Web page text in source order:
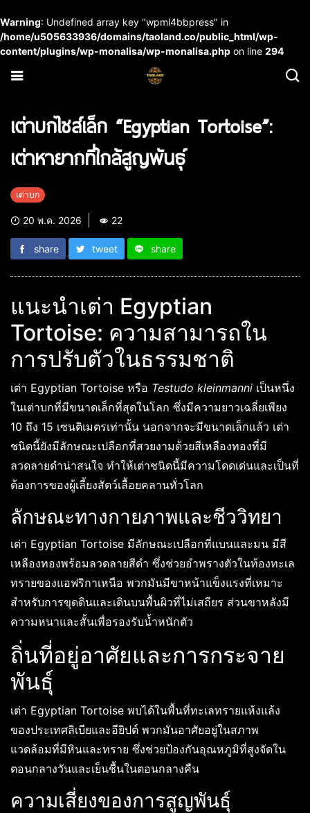
Warning: Undefined array key "wpml4bbpress" in
/home/u505633936/domains/taoland.co/public_html/wp-
content/plugins/wp-monalisa/wp-monalisa.php on line 294
เต่าบกไซส์เล็ก “Egyptian Tortoise”:
เต่าหายากที่ใกล้สูญพันธุ์
เต่าบก
20 พ.ค. 2026 22
share tweet share
แนะนำเต่า Egyptian
Tortoise: ความสามารถใน
การปรับตัวในธรรมชาติ
เต่า Egyptian Tortoise หรือ Testudo kleinmanni เป็นหนึ่ง
ในเต่าบกที่มีขนาดเล็กที่สุดในโลก ซึ่งมีความยาวเฉลี่ยเพียง
10 ถึง 15 เซนติเมตรเท่านั้น นอกจากจะมีขนาดเล็กแล้ว เต่า
ชนิดนี้ยังมีลักษณะเปลือกที่สวยงามด้วยสีเหลืองทองที่มี
ลวดลายดำน่าสนใจ ทำให้เต่าชนิดนี้มีความโดดเด่นและเป็นที่
ต้องการของผู้เลี้ยงสัตว์เลื้อยคลานทั่วโลก
ลักษณะทางกายภาพและชีววิทยา
เต่า Egyptian Tortoise มีลักษณะเปลือกที่แบนและมน มีสี
เหลืองทองพร้อมลวดลายสีดำ ซึ่งช่วยอำพรางตัวในท้องทะเล
ทรายของแอฟริกาเหนือ พวกมันมีขาหน้าแข็งแรงที่เหมาะ
สำหรับการขุดดินและเดินบนพื้นผิวที่ไม่เสถียร ส่วนขาหลังมี
ความหนาและสั้นเพื่อรองรับน้ำหนักตัว
ถิ่นที่อยู่อาศัยและการกระจาย
พันธุ์
เต่า Egyptian Tortoise พบได้ในพื้นที่ทะเลทรายแห้งแล้ง
ของประเทศลิเบียและอียิปต์ พวกมันอาศัยอยู่ในสภาพ
แวดล้อมที่มีหินและทราย ซึ่งช่วยป้องกันอุณหภูมิที่สูงจัดใน
ตอนกลางวันและเย็นชื้นในตอนกลางคืน
ความเสี่ยงของการสูญพันธุ์